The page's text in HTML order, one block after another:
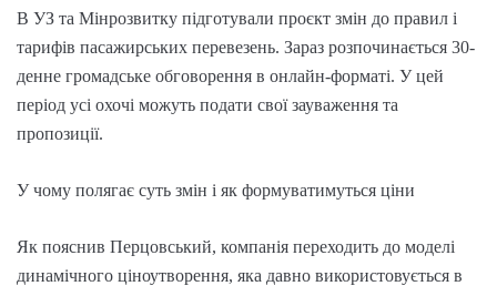
В УЗ та Мінрозвитку підготували проєкт змін до правил і
тарифів пасажирських перевезень. Зараз розпочинається 30-
денне громадське обговорення в онлайн-форматі. У цей
період усі охочі можуть подати свої зауваження та
пропозиції.
У чому полягає суть змін і як формуватимуться ціни
Як пояснив Перцовський, компанія переходить до моделі
динамічного ціноутворення, яка давно використовується в